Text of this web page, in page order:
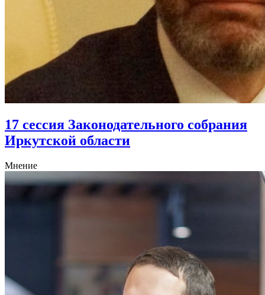
17 сессия Законодательного собрания
Иркутской области
Мнение